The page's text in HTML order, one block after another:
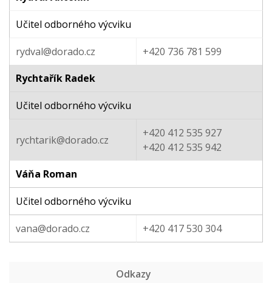
Učitel odborného výcviku
rydval@dorado.cz
+420 736 781 599
Rychtařík Radek
Učitel odborného výcviku
rychtarik@dorado.cz
+420 412 535 927
+420 412 535 942
Váňa Roman
Učitel odborného výcviku
vana@dorado.cz +420 417 530 304
Odkazy